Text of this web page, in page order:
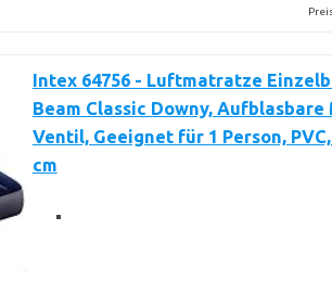
Intex 64756 - Luftmatratze
Beam Classic Downy,
Ventil, Geeignet für 1 Person,
cm